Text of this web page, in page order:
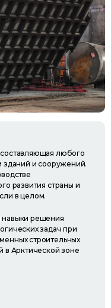
любого
зданий и сооружений.
развития страны и
в целом.
навыки решения
задач при
строительных
в Арктической зоне